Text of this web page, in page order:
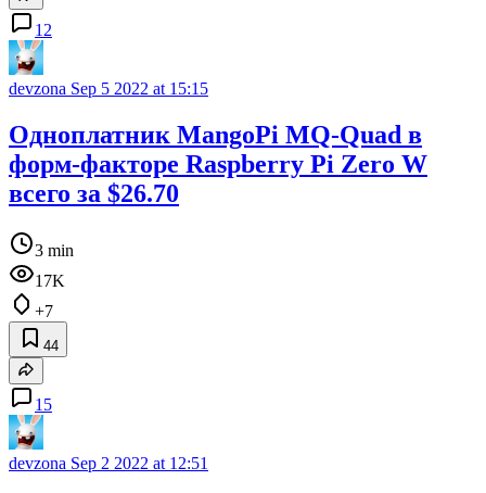
12
devzona Sep 5 2022 at 15:15
Одноплатник MangoPi MQ-Quad в
форм-факторе Raspberry Pi Zero W
всего за $26.70
3 min
17K
+7
44
15
devzona Sep 2 2022 at 12:51